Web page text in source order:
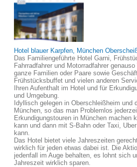
Hotel blauer Karpfen, München
Das Familiengeführte Hotel Garni,
Fahrradfahrer und Motorradfahrer
ganze Familien oder Paare sowie
Frühstücksbuffet und vielen anderen
Ihren Aufenthalt im Hotel und für
und Umgebung.
Idyllisch gelegen in Oberschleißheim und
München, so das man Problemlos
Erkundigungstouren in München machen
kann und dann mit S-Bahn oder Taxi,
kann.
Das Hotel bietet viele Jahreszeiten
wirklich für jeden etwas dabei ist. Die
jedenfall im Auge behalten, es lohnt sich
Jahreszeit wirklich sparen.